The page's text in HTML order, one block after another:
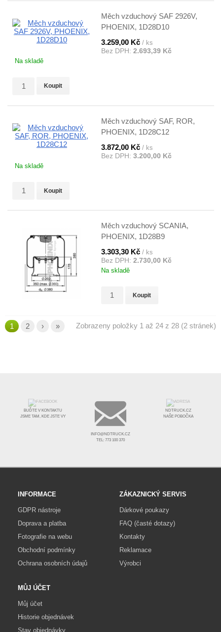
Měch vzduchový SAF 2926V,
PHOENIX, 1D28D10
3.259,00 Kč / ks
Bez DPH: 2.693,39 Kč
Na skladě
Koupit
Měch vzduchový SAF, ROR,
PHOENIX, 1D28C12
3.872,00 Kč / ks
Bez DPH: 3.200,00 Kč
Na skladě
Koupit
Měch vzduchový SCANIA,
PHOENIX, 1D28B9
3.303,30 Kč / ks
Bez DPH: 2.730,00 Kč
Na skladě
Koupit
1 2 › » Zobrazeny položky 1 až 24 z 28 (2 stránek)
BUĎTE V KONTAKTU
JSME TAM, KDE JSTE VY
INFO@NDTRUCK.CZ
TEL: 773 100 370
NDTRUCK.CZ
NAŠE POBOČKA
INFORMACE
GDPR nástroje
Doprava a platba
Fotografie na webu
Obchodní podmínky
Ochrana osobních údajů
ZÁKAZNICKÝ SERVIS
Dárkové poukazy
FAQ (časté dotazy)
Kontakty
Reklamace
Výrobci
MŮJ ÚČET
Můj účet
Historie objednávek
Stav objednávky